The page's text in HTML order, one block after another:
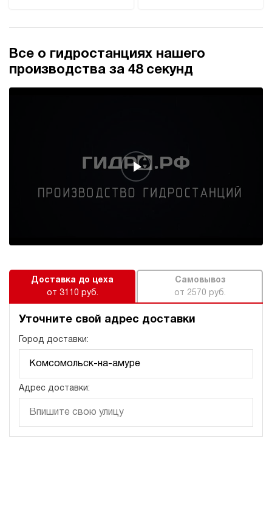
Все о гидростанциях нашего
производства за 48 секунд
Доставка до цеха
от 3110 руб.
Самовывоз
от 2570 руб.
Уточните свой адрес доставки
Город доставки:
Адрес доставки: